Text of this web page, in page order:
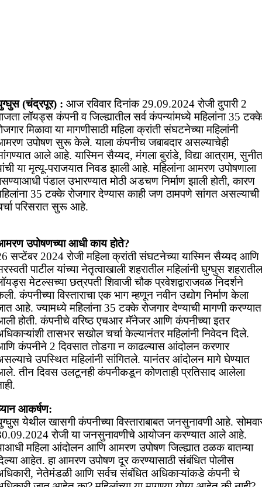
(चंद्रपूर) : आज रविवार दिनांक 29.09.2024 रोजी दुपारी 2
लॉयड्स कंपनी व जिल्ह्यातील सर्व कंपन्यांमध्ये महिलांना 35
मिळावा या मागणीसाठी महिला क्रांती संघटनेच्या महिलांनी
उपोषण सुरू केले. याला कंपनीच जबाबदार असल्याचेही
आले आहे. यास्मिन सैय्यद, मंगला बुरांडे, विद्या आत्राम,
या मृत्यू-पराजयात निवड झाली आहे. महिलांना आमरण उपोषणाला
पंडाल उभारण्यात मोठी अडचण निर्माण झाली होती, कारण
35 टक्के रोजगार देण्यास काही जण ठामपणे सांगत असल्याची
परिसरात सुरू आहे.
उपोषणच्या आधी काय होते?
सप्टेंबर 2024 रोजी महिला क्रांती संघटनेच्या यास्मिन सैय्यद आणि
पाटील यांच्या नेतृत्वाखाली शहरातील महिलांनी घुग्घुस शहरातील
मेटल्सच्या छत्रपती शिवाजी चौक प्रवेशद्वाराजवळ निदर्शने
कंपनीच्या विस्ताराचा एक भाग म्हणून नवीन उद्योग निर्माण केला
आहे. ज्यामध्ये महिलांना 35 टक्के रोजगार देण्याची मागणी करण्यात
होती. कंपनीचे वरिष्ठ एचआर मॅनेजर आणि कंपनीच्या इतर
तासभर सखोल चर्चा केल्यानंतर महिलांनी निवेदन दिले.
कंपनीने 2 दिवसात तोडगा न काढल्यास आंदोलन करणार
उपस्थित महिलांनी सांगितले. यानंतर आंदोलन मागे घेण्यात
तीन दिवस उलटूनही कंपनीकडून कोणताही प्रतिसाद आलेला
आकर्षण:
येथील खासगी कंपनीच्या विस्ताराबाबत जनसुनावणी आहे.
रोजी या जनसुनावणीचे आयोजन करण्यात आले आहे.
महिला आंदोलन आणि आमरण उपोषण जिल्ह्यात ठळक बातम्या
आहेत. हा आमरण उपोषण दूर करण्यासाठी संबंधित पोलीस
नेतेमंडळी आणि सर्वच संबंधित अधिकाऱ्यांकडे कंपनी चे